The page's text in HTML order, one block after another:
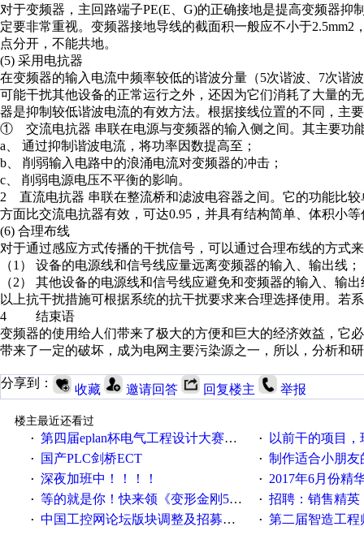
对于变频器，主回路端子PE(E、G)的正确接地是提高变频器
定要非常重视。变频器接地导线的截面积一般应不小于
点分开，不能共地。
(5) 采用电抗器
在变频器的输入电流中频率较低的谐波分量（5次谐波、7次谐
可能干扰其他设备的正常运行之外，还因为它们消耗了大量的
器是抑制较低谐波电流的有效方法。根据接线位置的不同，主
① 交流电抗器 串联在电源与变频器的输入侧之间。其主要功
a、 通过抑制谐波电流，将功率因数提高至；
b、 削弱输入电路中的浪涌电流对变频器的冲击；
c、 削弱电源电压不平衡的影响。
2 直流电抗器 串联在整流桥和滤波电容器之间。它的功能比
方面比交流电抗器有效，可达0.95，并具有结构简单、体积小等
(6) 合理布线
对于通过感应方式传播的干扰信号，可以通过合理布线的方式
（1） 设备的电源线和信号线应量远离变频器的输入、输出线；
（2） 其他设备的电源线和信号线应避免和变频器的输入、输
以上抗干扰措施可根据系统的抗干扰要求来合理选择使用。若
4 结束语
变频器的使用给人们带来了极大的方便和巨大的经济效益，它
带来了一定的破坏，成为电网主要污染源之一，所以，分析和
分享到： 收藏 邀请回答 回复楼主 举报
楼主最近还看过
· 第四届eplan杯电气工程设计大赛报名啦！！！ · 以前干的项目，现在不
· 国产PLC剑桥ECT · 制作适合小朋友
· 深夜加班中！！！！ · 2017年6月份精
· 等的就是你！快来领《变形金刚5》观影券 · 招聘：销售精英
· 中国工控网论坛版块调整及招募版主公告 · 第二届智造工程师节